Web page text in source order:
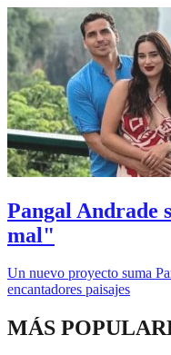
Pangal Andrade
mal"
Un nuevo proyecto suma
encantadores paisajes
MÁS